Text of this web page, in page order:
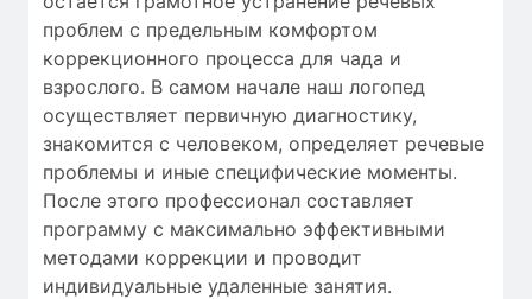
проблем с предельным комфортом
коррекционного процесса для чада и
взрослого. В самом начале наш логопед
осуществляет первичную диагностику,
знакомится с человеком, определяет речевые
проблемы и иные специфические моменты.
После этого профессионал составляет
программу с максимально эффективными
методами коррекции и проводит
индивидуальные удаленные занятия.